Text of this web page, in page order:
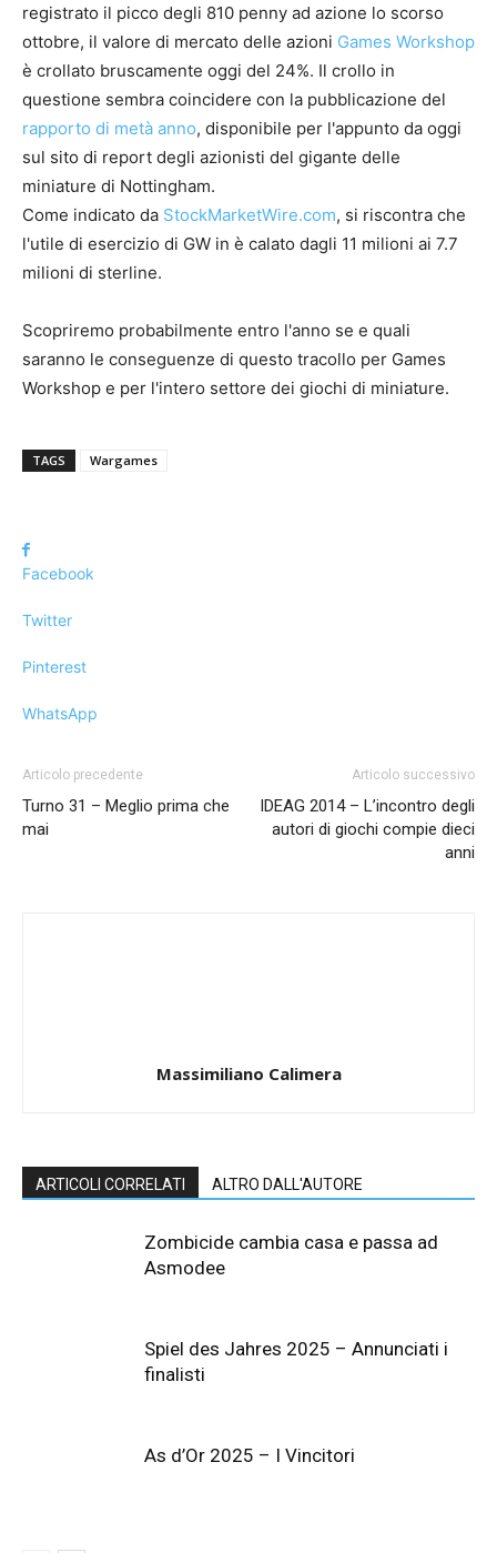
registrato il picco degli 810 penny ad azione lo scorso
ottobre, il valore di mercato delle azioni Games Workshop
è crollato bruscamente oggi del 24%. Il crollo in
questione sembra coincidere con la pubblicazione del
rapporto di metà anno, disponibile per l'appunto da oggi
sul sito di report degli azionisti del gigante delle
miniature di Nottingham.
Come indicato da StockMarketWire.com, si riscontra che
l'utile di esercizio di GW in è calato dagli 11 milioni ai 7.7
milioni di sterline.
Scopriremo probabilmente entro l'anno se e quali
saranno le conseguenze di questo tracollo per Games
Workshop e per l'intero settore dei giochi di miniature.
TAGS Wargames
Facebook
Twitter
Pinterest
WhatsApp
Articolo precedente
Turno 31 – Meglio prima che
mai
Articolo successivo
IDEAG 2014 – L’incontro degli
autori di giochi compie dieci
anni
Massimiliano Calimera
ARTICOLI CORRELATI ALTRO DALL'AUTORE
Zombicide cambia casa e passa ad
Asmodee
Spiel des Jahres 2025 – Annunciati i
finalisti
As d’Or 2025 – I Vincitori